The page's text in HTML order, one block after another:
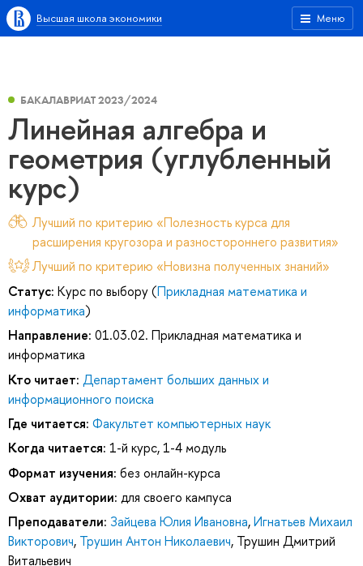
Меню
Высшая школа экономики
БАКАЛАВРИАТ 2023/2024
Линейная алгебра и
геометрия (углубленный
курс)
Лучший по критерию «Полезность курса для
расширения кругозора и разностороннего развития»
Лучший по критерию «Новизна полученных знаний»
Статус: Курс по выбору (Прикладная математика и
информатика)
Направление: 01.03.02. Прикладная математика и
информатика
Кто читает: Департамент больших данных и
информационного поиска
Где читается: Факультет компьютерных наук
Когда читается: 1-й курс, 1-4 модуль
Формат изучения: без онлайн-курса
Охват аудитории: для своего кампуса
Преподаватели: Зайцева Юлия Ивановна,Игнатьев Михаил
Викторович, Трушин Антон Николаевич, Трушин Дмитрий
Витальевич